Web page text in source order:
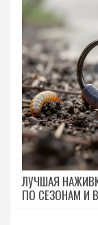
ЛУЧШАЯ
ПО СЕЗОНАМ И